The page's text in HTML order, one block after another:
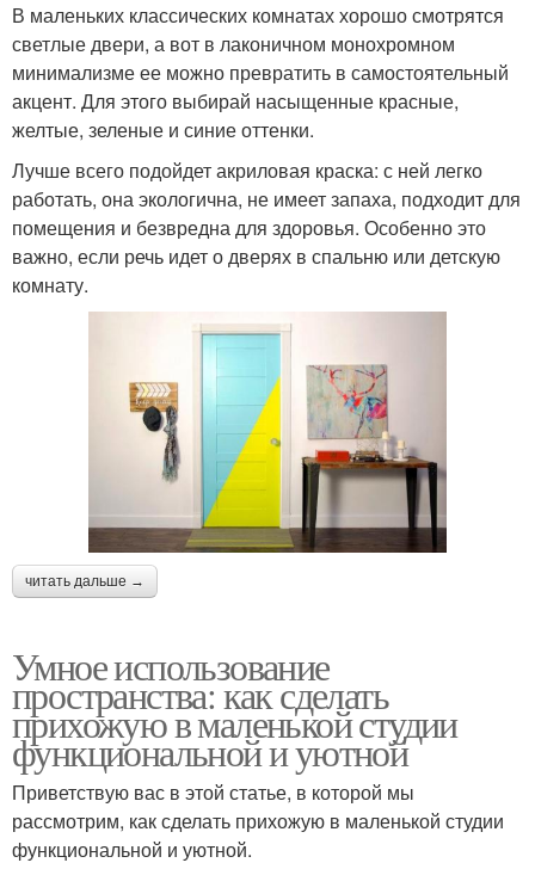
В маленьких классических комнатах хорошо смотрятся
светлые двери, а вот в лаконичном монохромном
минимализме ее можно превратить в самостоятельный
акцент. Для этого выбирай насыщенные красные,
желтые, зеленые и синие оттенки.
Лучше всего подойдет акриловая краска: с ней легко
работать, она экологична, не имеет запаха, подходит для
помещения и безвредна для здоровья. Особенно это
важно, если речь идет о дверях в спальню или детскую
комнату.
читать дальше →
Умное использование
пространства: как сделать
прихожую в маленькой студии
функциональной и уютной
Приветствую вас в этой статье, в которой мы
рассмотрим, как сделать прихожую в маленькой студии
функциональной и уютной.